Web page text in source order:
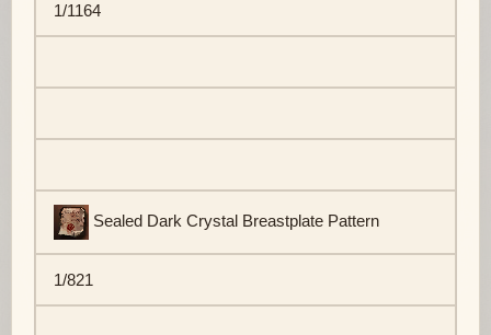
1/1164
Sealed Dark Crystal Breastplate Pattern
1/821